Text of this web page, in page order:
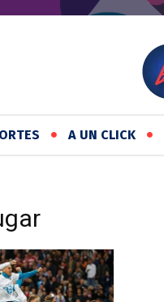
A UN CLICK